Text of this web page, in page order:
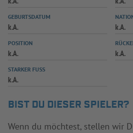
GEBURTSDATUM
k.A. k.A.
POSITION
k.A. k.A.
STARKER FUSS
k.A.
BIST DU DIESER SPIELER?
Wenn du möchtest, stellen wir